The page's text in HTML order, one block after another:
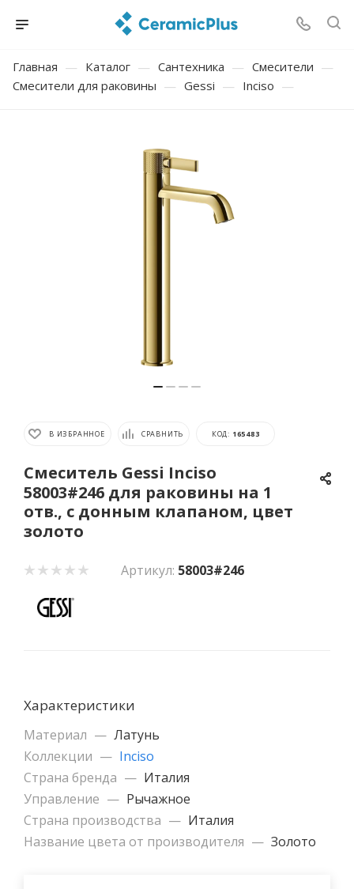
Главная — Каталог — Сантехника — Смесители —
Смесители для раковины — Gessi — Inciso —
В ИЗБРАННОЕ СРАВНИТЬ КОД: 165483
Смеситель Gessi Inciso
58003#246 для раковины на 1
отв., с донным клапаном, цвет
золото
Артикул: 58003#246
Характеристики
Материал — Латунь
Коллекции — Inciso
Страна бренда — Италия
Управление — Рычажное
Страна производства — Италия
Название цвета от производителя — Золото